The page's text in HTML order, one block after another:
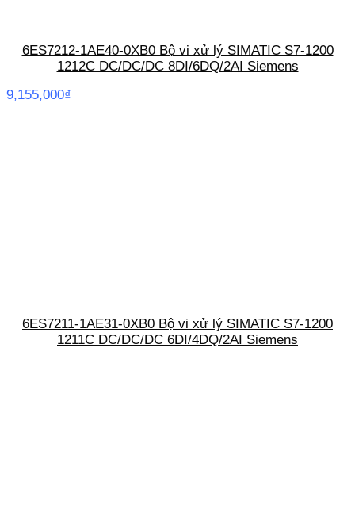
6ES7212-1AE40-0XB0 Bộ vi xử lý SIMATIC S7-1200
1212C DC/DC/DC 8DI/6DQ/2AI Siemens
9,155,000₫
6ES7211-1AE31-0XB0 Bộ vi xử lý SIMATIC S7-1200
1211C DC/DC/DC 6DI/4DQ/2AI Siemens